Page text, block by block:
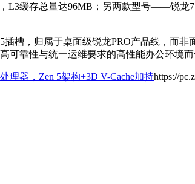
L3缓存总量达96MB；另两款型号——锐龙
槽，归属于桌面级锐龙PRO产品线，而非
可靠性与统一运维要求的高性能办公环境而
理器，Zen 5架构+3D V-Cache加持https://